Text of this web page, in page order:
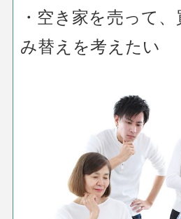
・空き家を売って
み替えを考えたい